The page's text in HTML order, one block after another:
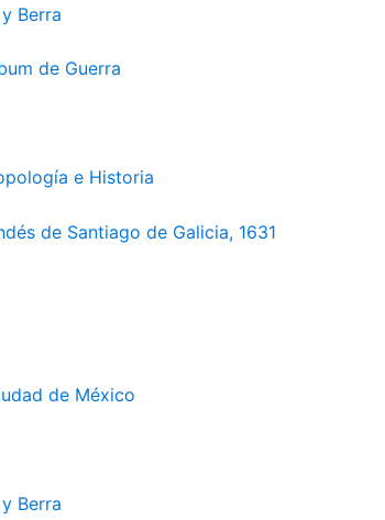
Berra
de Guerra
e Historia
de Santiago de Galicia, 1631
de México
Berra